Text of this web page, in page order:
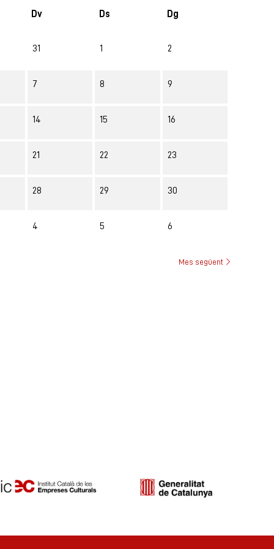
Dv Ds Dg
31 1 2
7 8 9
14 15 16
21 22 23
28 29 30
4 5 6
Mes següent